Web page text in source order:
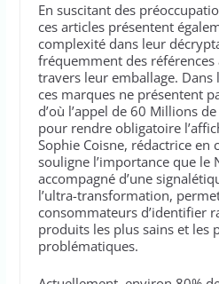
En suscitant des
ces articles présentent
complexité dans leur
fréquemment des références
travers leur emballage. Dans
ces marques ne présentent
d’où l’appel de 60 Millions
pour rendre obligatoire
Sophie Coisne, rédactrice en
souligne l’importance que le
accompagné d’une
l’ultra-transformation,
consommateurs d’identifier
produits les plus sains et les
problématiques.